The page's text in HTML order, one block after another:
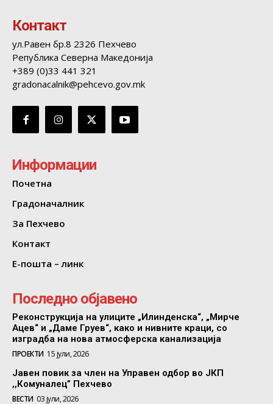
Контакт
ул.Равен бр.8 2326 Пехчево
Република Северна Македонија
+389 (0)33 441 321
gradonacalnik@pehcevo.gov.mk
Информации
Почетна
Градоначалник
За Пехчево
Контакт
Е-пошта – линк
Последно објавено
Реконструкција на улиците „Илинденска“, „Мирче
Ацев“ и „Даме Груев“, како и нивните краци, со
изградба на нова атмосферска канализација
ПРОЕКТИ 15 јули, 2026
Јавен повик за член на Управен одбор во ЈКП
,,Комуналец” Пехчево
ВЕСТИ 03 јули, 2026